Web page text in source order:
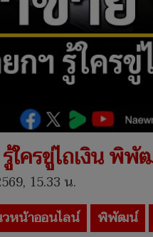
ใครขู่ไถเงิน พิพั
15.33 น.
หน้าออนไลน์ พิพัฒน์